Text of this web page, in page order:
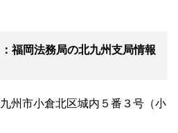
福岡法務局の北九州支局情報
州市小倉北区城内５番３号（小